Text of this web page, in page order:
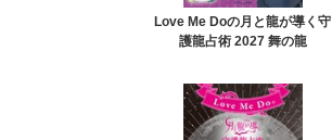
Love Me Doの月と龍が導く守
護龍占術 2027 舞の龍